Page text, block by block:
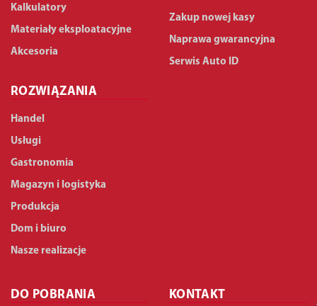
Kalkulatory
Materiały eksploatacyjne
Akcesoria
ROZWIĄZANIA
Handel
Usługi
Gastronomia
Magazyn i logistyka
Produkcja
Dom i biuro
Nasze realizacje
Zakup nowej kasy
Naprawa gwarancyjna
Serwis Auto ID
DO POBRANIA KONTAKT